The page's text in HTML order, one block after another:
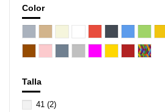
Color
Talla
41 (2)